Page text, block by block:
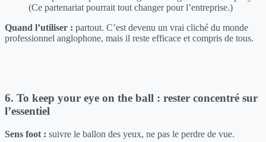
(Ce partenariat pourrait tout changer pour l’entreprise.)
Quand l’utiliser : partout. C’est devenu un vrai cliché du monde
professionnel anglophone, mais il reste efficace et compris de tous.
6. To keep your eye on the ball : rester concentré sur
l’essentiel
Sens foot : suivre le ballon des yeux, ne pas le perdre de vue.